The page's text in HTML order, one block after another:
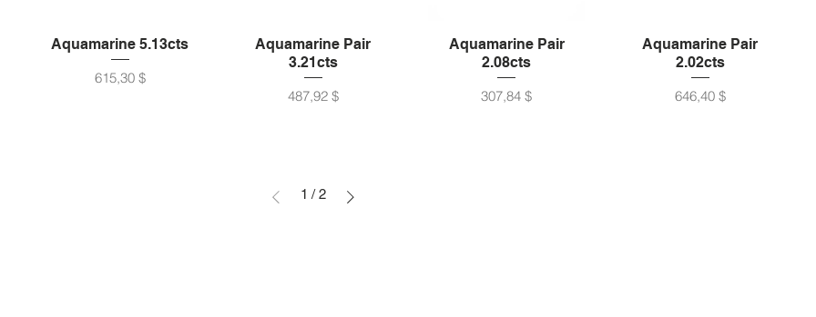
Aquamarine 5.13cts
Preis
615,30 $
Aquamarine Pair
3.21cts
Preis
487,92 $
Aquamarine Pair
2.08cts
Preis
307,84 $
Aquamarine Pair
2.02cts
Preis
646,40 $
1 / 2